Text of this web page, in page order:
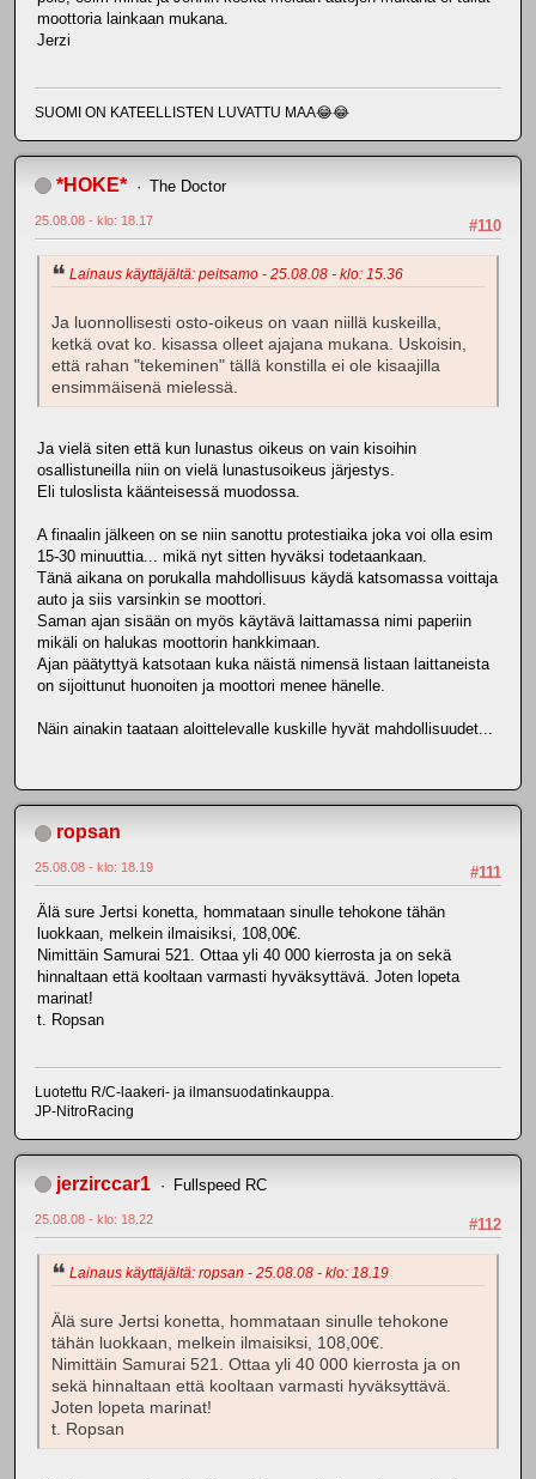
moottoria lainkaan mukana.
Jerzi
SUOMI ON KATEELLISTEN LUVATTU MAA😂😂
*HOKE* The Doctor
#110
25.08.08 - klo: 18.17
Lainaus käyttäjältä: peitsamo - 25.08.08 - klo: 15.36
Ja luonnollisesti osto-oikeus on vaan niillä kuskeilla,
ketkä ovat ko. kisassa olleet ajajana mukana. Uskoisin,
että rahan "tekeminen" tällä konstilla ei ole kisaajilla
ensimmäisenä mielessä.
Ja vielä siten että kun lunastus oikeus on vain kisoihin
osallistuneilla niin on vielä lunastusoikeus järjestys.
Eli tuloslista käänteisessä muodossa.
A finaalin jälkeen on se niin sanottu protestiaika joka voi olla esim
15-30 minuuttia... mikä nyt sitten hyväksi todetaankaan.
Tänä aikana on porukalla mahdollisuus käydä katsomassa voittaja
auto ja siis varsinkin se moottori.
Saman ajan sisään on myös käytävä laittamassa nimi paperiin
mikäli on halukas moottorin hankkimaan.
Ajan päätyttyä katsotaan kuka näistä nimensä listaan laittaneista
on sijoittunut huonoiten ja moottori menee hänelle.
Näin ainakin taataan aloittelevalle kuskille hyvät mahdollisuudet...
ropsan
#111
25.08.08 - klo: 18.19
Älä sure Jertsi konetta, hommataan sinulle tehokone tähän
luokkaan, melkein ilmaisiksi, 108,00€.
Nimittäin Samurai 521. Ottaa yli 40 000 kierrosta ja on sekä
hinnaltaan että kooltaan varmasti hyväksyttävä. Joten lopeta
marinat!
t. Ropsan
Luotettu R/C-laakeri- ja ilmansuodatinkauppa.
JP-NitroRacing
jerzirccar1 Fullspeed RC
#112
25.08.08 - klo: 18.22
Lainaus käyttäjältä: ropsan - 25.08.08 - klo: 18.19
Älä sure Jertsi konetta, hommataan sinulle tehokone
tähän luokkaan, melkein ilmaisiksi, 108,00€.
Nimittäin Samurai 521. Ottaa yli 40 000 kierrosta ja on
sekä hinnaltaan että kooltaan varmasti hyväksyttävä.
Joten lopeta marinat!
t. Ropsan